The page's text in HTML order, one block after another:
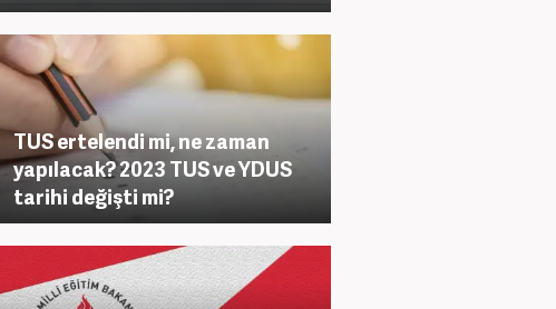
TUS ertelendi mi, ne zaman
yapılacak? 2023 TUS ve YDUS
tarihi değişti mi?